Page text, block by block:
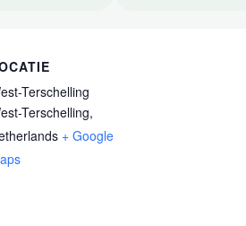
Terschelling
Terschelling,
+ Google